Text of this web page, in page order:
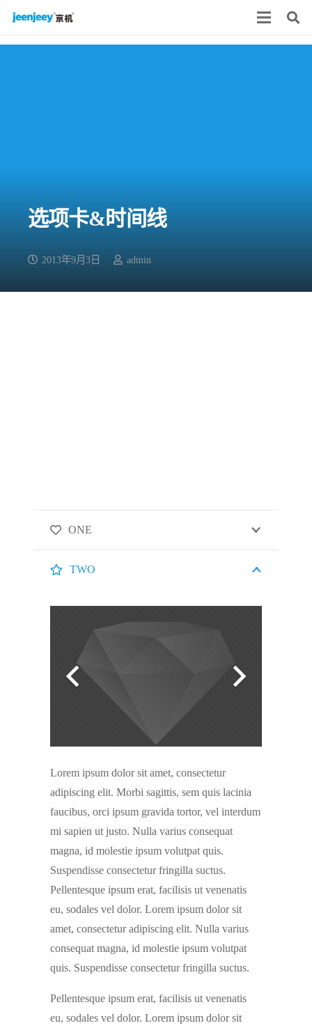
选项卡&时间线
2013年9月3日 admin
ONE
TWO
Lorem ipsum dolor sit amet, consectetur
adipiscing elit. Morbi sagittis, sem quis lacinia
faucibus, orci ipsum gravida tortor, vel interdum
mi sapien ut justo. Nulla varius consequat
magna, id molestie ipsum volutpat quis.
Suspendisse consectetur fringilla suctus.
Pellentesque ipsum erat, facilisis ut venenatis
eu, sodales vel dolor. Lorem ipsum dolor sit
amet, consectetur adipiscing elit. Nulla varius
consequat magna, id molestie ipsum volutpat
quis. Suspendisse consectetur fringilla suctus.
Pellentesque ipsum erat, facilisis ut venenatis
eu, sodales vel dolor. Lorem ipsum dolor sit